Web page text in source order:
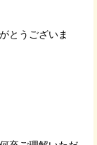
とうございま